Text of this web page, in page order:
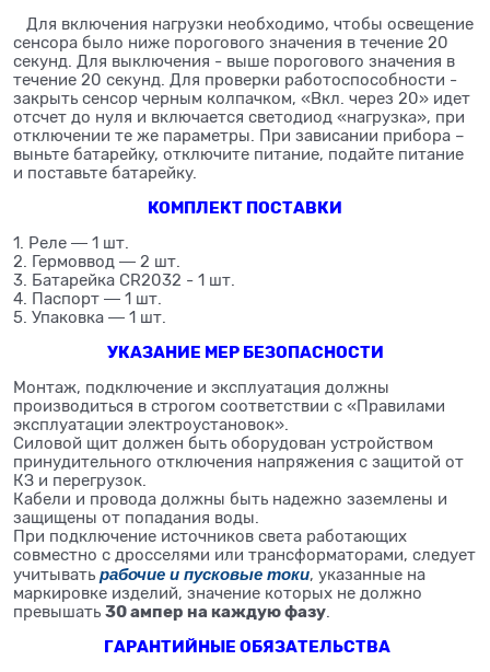
Для включения нагрузки необходимо, чтобы освещение
сенсора было ниже порогового значения в течение 20
секунд. Для выключения - выше порогового значения в
течение 20 секунд. Для проверки работоспособности -
закрыть сенсор черным колпачком, «Вкл. через 20» идет
отсчет до нуля и включается светодиод «нагрузка», при
отключении те же параметры. При зависании прибора –
выньте батарейку, отключите питание, подайте питание
и поставьте батарейку.
КОМПЛЕКТ ПОСТАВКИ
1. Реле ― 1 шт.
2. Гермоввод ― 2 шт.
3. Батарейка CR2032 - 1 шт.
4. Паспорт ― 1 шт.
5. Упаковка ― 1 шт.
УКАЗАНИЕ МЕР БЕЗОПАСНОСТИ
Монтаж, подключение и эксплуатация должны
производиться в строгом соответствии с «Правилами
эксплуатации электроустановок».
Силовой щит должен быть оборудован устройством
принудительного отключения напряжения с защитой от
КЗ и перегрузок.
Кабели и провода должны быть надежно заземлены и
защищены от попадания воды.
При подключение источников света работающих
совместно с дросселями или трансформаторами, следует
учитывать рабочие и пусковые токи, указанные на
маркировке изделий, значение которых не должно
превышать 30 ампер на каждую фазу.
ГАРАНТИЙНЫЕ ОБЯЗАТЕЛЬСТВА